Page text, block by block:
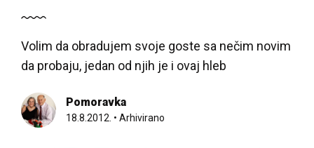
Volim da obradujem svoje goste sa nečim novim
da probaju, jedan od njih je i ovaj hleb
Pomoravka
18.8.2012. • Arhivirano